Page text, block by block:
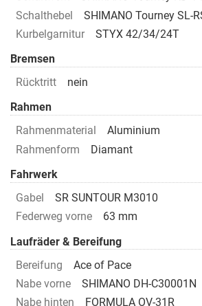
Schalthebel
SHIMANO Tourney SL-
Kurbelgarnitur
STYX 42/34/24T
Bremsen
Rücktritt
nein
Rahmen
Rahmenmaterial
Aluminium
Rahmenform
Diamant
Fahrwerk
Gabel
SR SUNTOUR M3010
Federweg vorne
63 mm
Laufräder & Bereifung
Bereifung
Ace of Pace
Nabe vorne
SHIMANO DH-C30001N
Nabe hinten
FORMULA OV-31R